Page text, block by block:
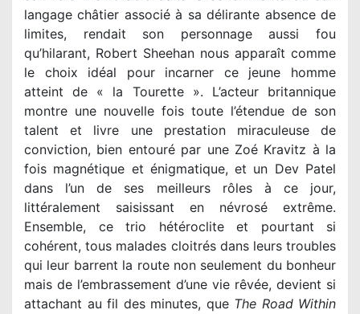
langage châtier associé à sa délirante absence de
limites, rendait son personnage aussi fou
qu’hilarant, Robert Sheehan nous apparaît comme
le choix idéal pour incarner ce jeune homme
atteint de « la Tourette ». L’acteur britannique
montre une nouvelle fois toute l’étendue de son
talent et livre une prestation miraculeuse de
conviction, bien entouré par une Zoé Kravitz à la
fois magnétique et énigmatique, et un Dev Patel
dans l’un de ses meilleurs rôles à ce jour,
littéralement saisissant en névrosé extrême.
Ensemble, ce trio hétéroclite et pourtant si
cohérent, tous malades cloitrés dans leurs troubles
qui leur barrent la route non seulement du bonheur
mais de l’embrassement d’une vie rêvée, devient si
attachant au fil des minutes, que The Road Within